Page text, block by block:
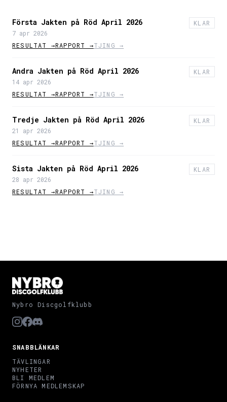
Första Jakten på Röd April 2026
7 apr 2026
KLAR
RESULTAT →RAPPORT →TJING →
Andra Jakten på Röd April 2026
14 apr 2026
KLAR
RESULTAT →RAPPORT →TJING →
Tredje Jakten på Röd April 2026
21 apr 2026
KLAR
RESULTAT →RAPPORT →TJING →
Sista Jakten på Röd April 2026
28 apr 2026
KLAR
RESULTAT →RAPPORT →TJING →
Nybro Discgolfklubb
SNABBLÄNKAR
TÄVLINGAR
NYHETER
BLI MEDLEM
FÖRNYA MEDLEMSKAP